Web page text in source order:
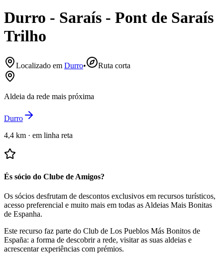
Durro - Saraís - Pont de Saraís
Trilho
Localizado em Durro• Ruta corta
Aldeia da rede mais próxima
Durro
4,4 km · em linha reta
És sócio do Clube de Amigos?
Os sócios desfrutam de descontos exclusivos em recursos turísticos,
acesso preferencial e muito mais em todas as Aldeias Mais Bonitas
de Espanha.
Este recurso faz parte do Club de Los Pueblos Más Bonitos de
España: a forma de descobrir a rede, visitar as suas aldeias e
acrescentar experiências com prémios.